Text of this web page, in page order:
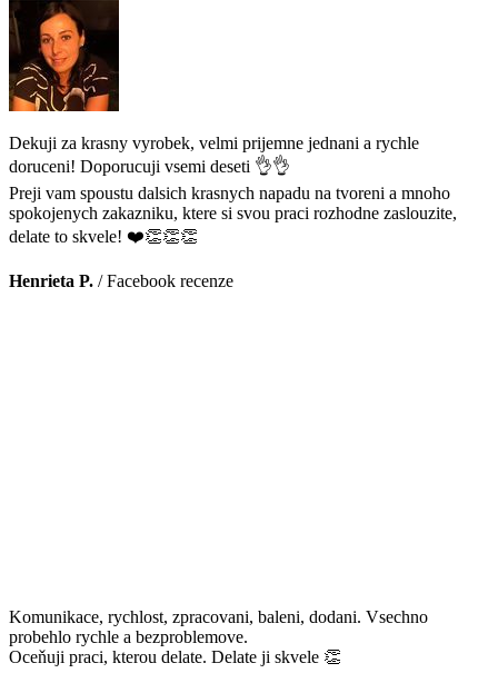
Dekuji za krasny vyrobek, velmi prijemne jednani a rychle
doruceni! Doporucuji vsemi deseti 👌👌
Preji vam spoustu dalsich krasnych napadu na tvoreni a mnoho
spokojenych zakazniku, ktere si svou praci rozhodne zaslouzite,
delate to skvele! ❤️👏👏👏
Henrieta P. /Facebook recenze
Komunikace, rychlost, zpracovani, baleni, dodani. Vsechno
probehlo rychle a bezproblemove.
Oceňuji praci, kterou delate. Delate ji skvele 👏